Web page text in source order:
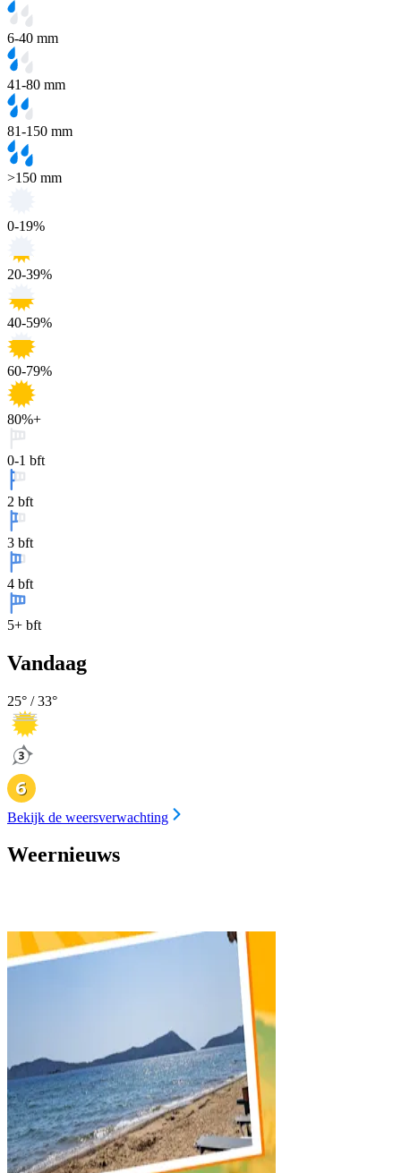
6-40 mm
41-80 mm
81-150 mm
>150 mm
0-19%
20-39%
40-59%
60-79%
80%+
0-1 bft
2 bft
3 bft
4 bft
5+ bft
Vandaag
25° /33°
Bekijk de weersverwachting
Weernieuws